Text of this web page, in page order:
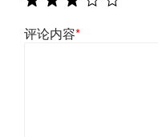
评论内容*